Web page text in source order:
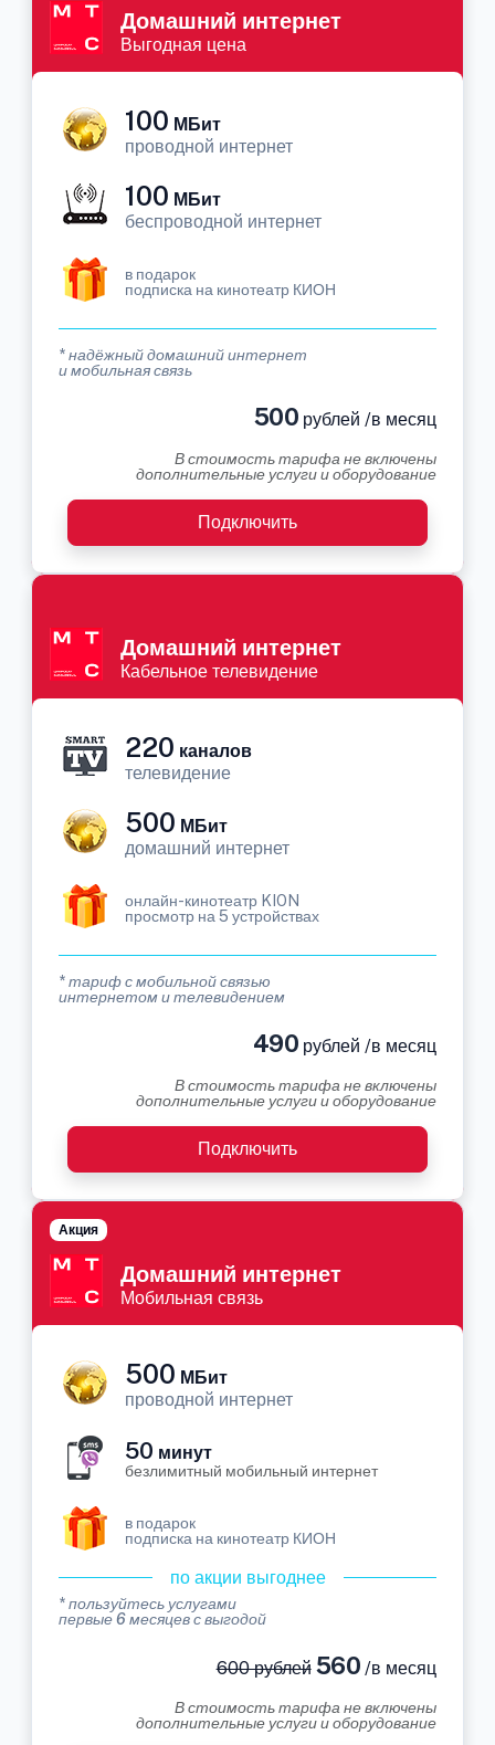
Домашний интернет
Выгодная цена
100 МБит
проводной интернет
100 МБит
беспроводной интернет
в подарок
подписка на кинотеатр КИОН
* надёжный домашний интернет
и мобильная связь
500 рублей /в месяц
В стоимость тарифа не включены
дополнительные услуги и оборудование
Подключить
Домашний интернет
Кабельное телевидение
220 каналов
телевидение
500 МБит
домашний интернет
онлайн-кинотеатр KION
просмотр на 5 устройствах
* тариф с мобильной связью
интернетом и телевидением
490 рублей /в месяц
В стоимость тарифа не включены
дополнительные услуги и оборудование
Подключить
Домашний интернет
Мобильная связь
Акция
500 МБит
проводной интернет
50 минут
безлимитный мобильный интернет
в подарок
подписка на кинотеатр КИОН
по акции выгоднее
* пользуйтесь услугами
первые 6 месяцев с выгодой
600 рублей560 /в месяц
В стоимость тарифа не включены
дополнительные услуги и оборудование